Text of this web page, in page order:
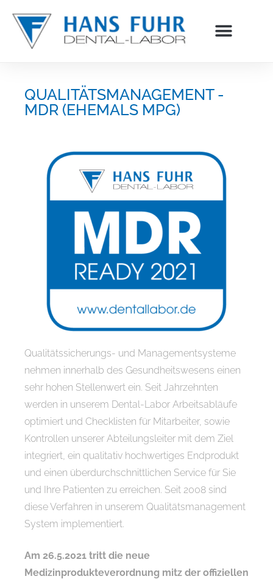
springen
QUALITÄTSMANAGEMENT -
MDR (EHEMALS MPG)
Qualitätssicherungs- und Managementsysteme
nehmen innerhalb des Gesundheitswesens einen
sehr hohen Stellenwert ein. Seit Jahrzehnten
werden in unserem Dental-Labor Arbeitsabläufe
optimiert und Checklisten für Mitarbeiter, sowie
Kontrollen unserer Abteilungsleiter mit dem Ziel
integriert, ein qualitativ hochwertiges Endprodukt
und einen überdurchschnittlichen Service für Sie
und Ihre Patienten zu erreichen. Seit 2008 sind
diese Verfahren in unserem Qualitätsmanagement
System implementiert.
Am 26.5.2021 tritt die neue
Medizinprodukteverordnung mitz der offiziellen